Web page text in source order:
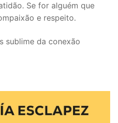
Se for alguém que
e respeito.
sublime da conexão